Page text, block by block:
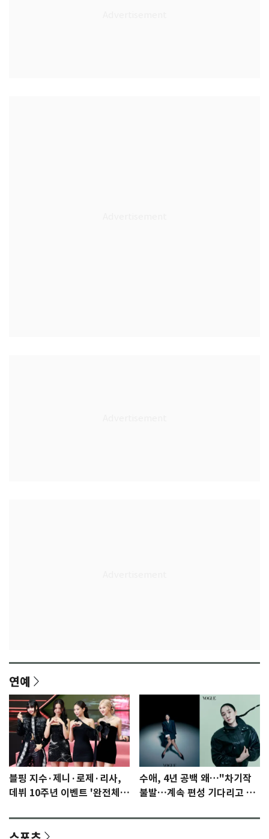
연예
블핑 지수·제니·로제·리사,
데뷔 10주년 이벤트 '완전체'
수애, 4년 공백 왜…"차기작
불발…계속 편성 기다리고 있